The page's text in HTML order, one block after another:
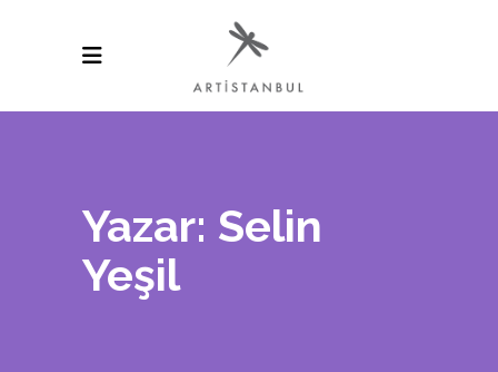
Yazar: Selin
Yeşil